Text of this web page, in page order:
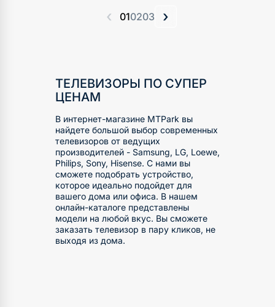
‹ 010203 ›
ТЕЛЕВИЗОРЫ ПО СУПЕР
ЦЕНАМ
В интернет-магазине MTPark вы
найдете большой выбор современных
телевизоров от ведущих
производителей - Samsung, LG, Loewe,
Philips, Sony, Hisense. С нами вы
сможете подобрать устройство,
которое идеально подойдет для
вашего дома или офиса. В нашем
онлайн-каталоге представлены
модели на любой вкус. Вы сможете
заказать телевизор в пару кликов, не
выходя из дома.